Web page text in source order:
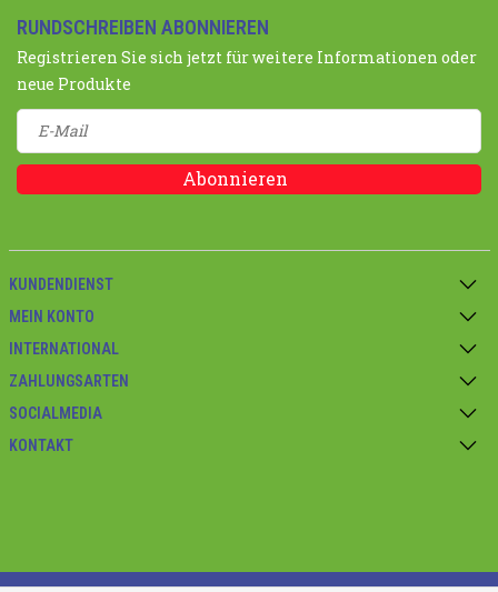
RUNDSCHREIBEN ABONNIEREN
Registrieren Sie sich jetzt für weitere Informationen oder
neue Produkte
Abonnieren
KUNDENDIENST
MEIN KONTO
INTERNATIONAL
ZAHLUNGSARTEN
SOCIALMEDIA
KONTAKT